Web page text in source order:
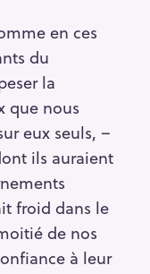
en ces
du
la
que nous
eux seuls, –
ils auraient
froid dans le
de nos
à leur